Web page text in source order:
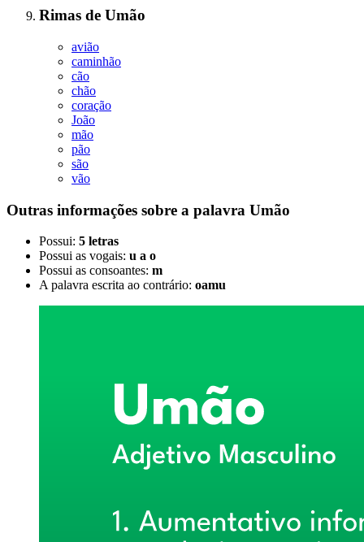
Rimas de Umão
avião
caminhão
cão
chão
coração
João
mão
pão
são
vão
Outras informações sobre a palavra Umão
Possui: 5 letras
Possui as vogais: u a o
Possui as consoantes: m
A palavra escrita ao contrário: oamu